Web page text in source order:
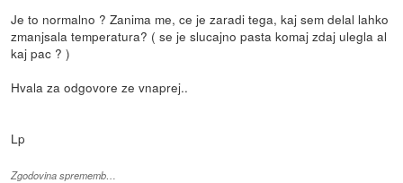
Je to normalno ? Zanima me, ce je zaradi tega, kaj sem delal lahko
zmanjsala temperatura? ( se je slucajno pasta komaj zdaj ulegla al
kaj pac ? )
Hvala za odgovore ze vnaprej..
Lp
Zgodovina sprememb…